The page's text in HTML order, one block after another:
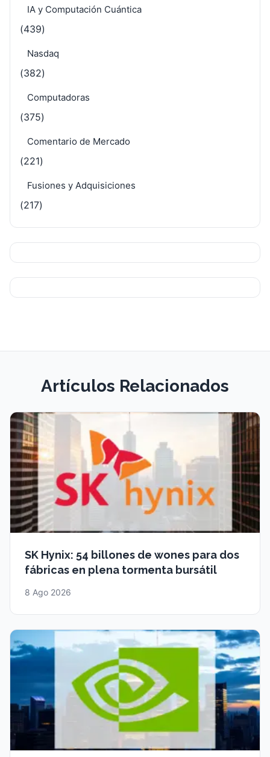
IA y Computación Cuántica
(439)
Nasdaq
(382)
Computadoras
(375)
Comentario de Mercado
(221)
Fusiones y Adquisiciones
(217)
Artículos Relacionados
SK Hynix: 54 billones de wones para dos
fábricas en plena tormenta bursátil
8 Ago 2026